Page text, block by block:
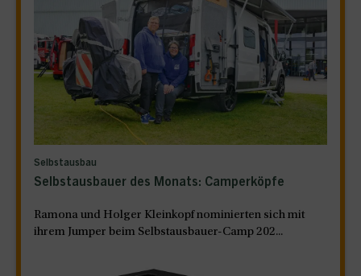
Selbstausbau
Selbstausbauer des Monats: Camperköpfe
Ramona und Holger Kleinkopf nominierten sich mit
ihrem Jumper beim Selbstausbauer-Camp 202...